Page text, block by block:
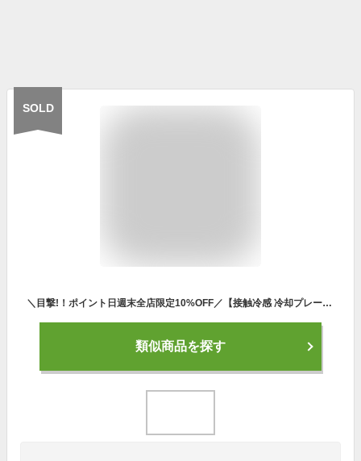
SOLD
＼目撃!！ポイント日週末全店限定10%OFF／【接触冷感 冷却プレート付 】首かけ 冷却プレート付き ネッククーラー 冷却プレート 2023 軽量 ハンディ 扇風機 冷却 首かけ 羽なし 軽量 首掛け 羽なし 子供用 大人用 男女兼用 ネックファン 携帯扇風機 USB充電
類似商品を探す